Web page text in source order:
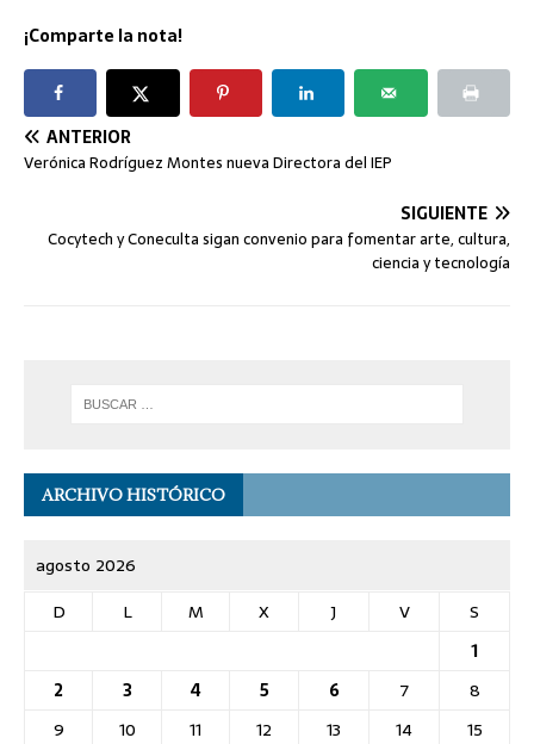
¡Comparte la nota!
ANTERIOR
Verónica Rodríguez Montes nueva Directora del IEP
SIGUIENTE
Cocytech y Coneculta sigan convenio para fomentar arte, cultura,
ciencia y tecnología
ARCHIVO HISTÓRICO
agosto 2026
D
L M X J V
S
1
2
3 4 5 6 7
8
9
10 11 12 13 14
15